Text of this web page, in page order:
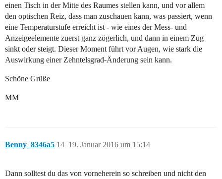
einen Tisch in der Mitte des Raumes stellen kann, und vor allem
den optischen Reiz, dass man zuschauen kann, was passiert, wenn
eine Temperaturstufe erreicht ist - wie eines der Mess- und
Anzeigeelemente zuerst ganz zögerlich, und dann in einem Zug
sinkt oder steigt. Dieser Moment führt vor Augen, wie stark die
Auswirkung einer Zehntelsgrad-Änderung sein kann.
Schöne Grüße
MM
Benny_8346a5 19. Januar 2016 um 15:14
14
Dann solltest du das von vorneherein so schreiben und nicht den